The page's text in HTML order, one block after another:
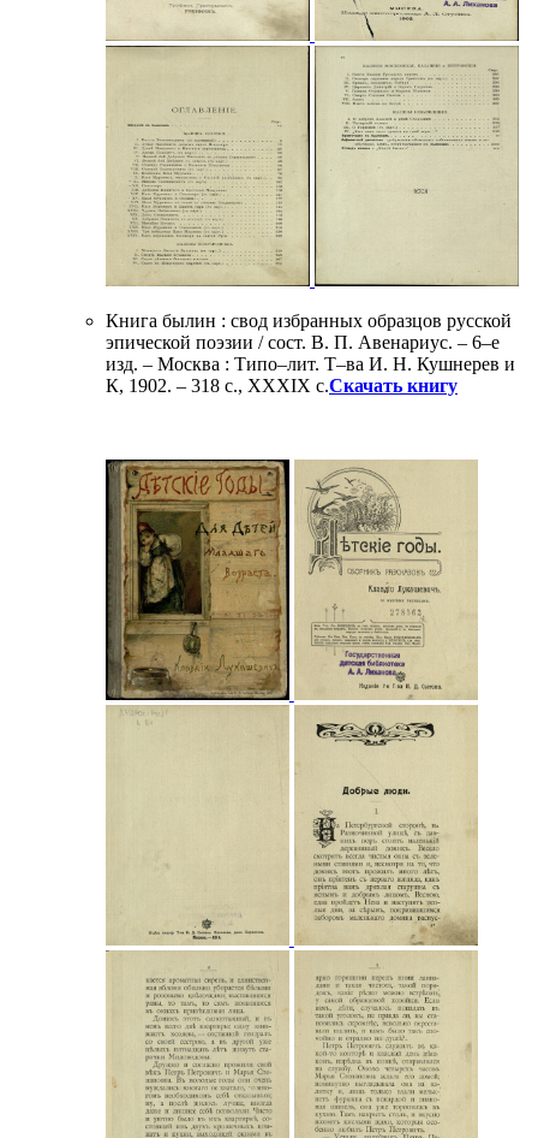
Книга былин : свод избранных образцов русской
эпической поэзии / cост. В. П. Авенариус. – 6–е
изд. – Москва : Типо–лит. Т–ва И. Н. Кушнерев и
К, 1902. – 318 с., ХХХIХ с.Скачать книгу